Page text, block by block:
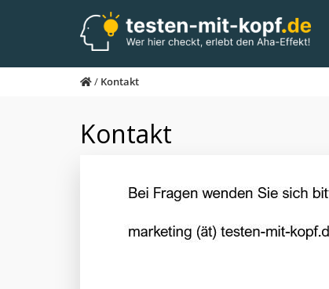
/ Kontakt
Kontakt